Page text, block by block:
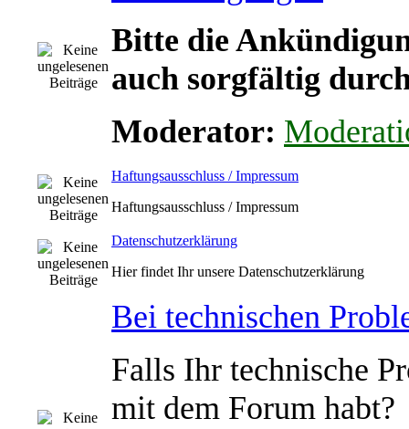
Bitte die
auch sorgfältig
Moderator:
Haftungsausschluss / Impressum
Haftungsausschluss / Impressum
Datenschutzerklärung
Hier findet Ihr unsere Datenschutzerklärung
Bei technischen
Falls Ihr technische
mit dem Forum habt?